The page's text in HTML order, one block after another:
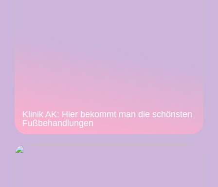
Klinik AK: Hier bekommt man die schönsten
Fußbehandlungen